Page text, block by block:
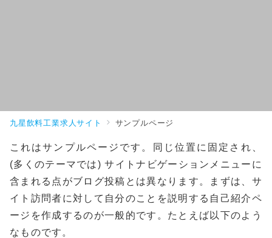
九星飲料工業求人サイト サンプルページ
これはサンプルページです。同じ位置に固定され、
(多くのテーマでは) サイトナビゲーションメニューに
含まれる点がブログ投稿とは異なります。まずは、サ
イト訪問者に対して自分のことを説明する自己紹介ペ
ージを作成するのが一般的です。たとえば以下のよう
なものです。